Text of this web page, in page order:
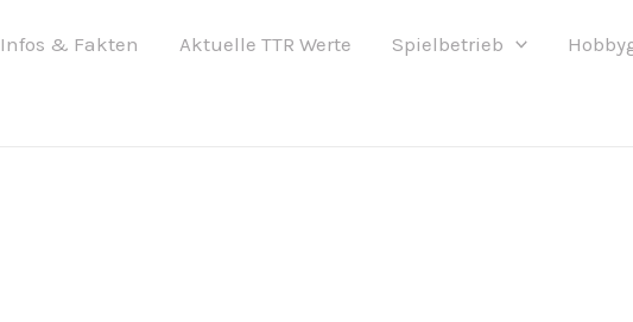
Infos & Fakten Aktuelle TTR Werte Spielbetrieb